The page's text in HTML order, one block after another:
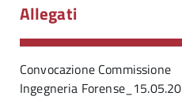
Allegati
Convocazione Commissione
Ingegneria